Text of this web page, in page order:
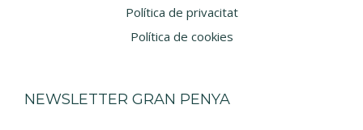
Política de privacitat
Política de cookies
NEWSLETTER GRAN PENYA